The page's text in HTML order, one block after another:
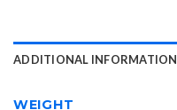
ADDITIONAL INFORMATION
WEIGHT